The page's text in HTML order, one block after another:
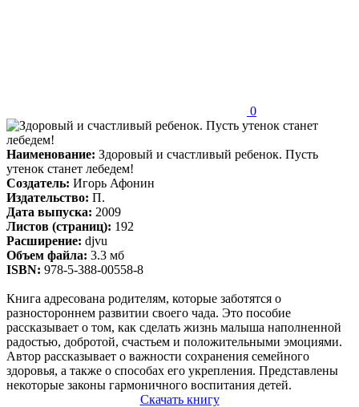
0
Наименование: Здоровый и счастливый ребенок. Пусть
утенок станет лебедем!
Создатель: Игорь Афонин
Издательство: П.
Дата выпуска: 2009
Листов (страниц): 192
Расширение: djvu
Объем файла: 3.3 мб
ISBN: 978-5-388-00558-8
Книга адресована родителям, которые заботятся о
разностороннем развитии своего чада. Это пособие
рассказывает о том, как сделать жизнь малыша наполненной
радостью, добротой, счастьем и положительными эмоциями.
Автор рассказывает о важности сохранения семейного
здоровья, а также о способах его укрепления. Представлены
некоторые законы гармоничного воспитания детей.
Скачать книгу